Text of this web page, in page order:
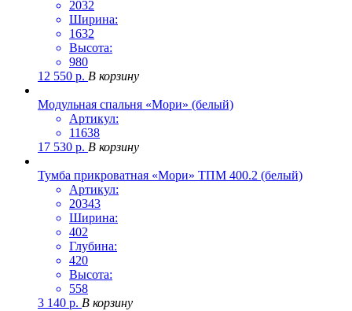
2032
Ширина:
1632
Высота:
980
12 550 р. В корзину
Модульная спальня «Мори» (белый)
Артикул:
11638
17 530 р. В корзину
Тумба прикроватная «Мори» ТПМ 400.2 (белый)
Артикул:
20343
Ширина:
402
Глубина:
420
Высота:
558
3 140 р. В корзину